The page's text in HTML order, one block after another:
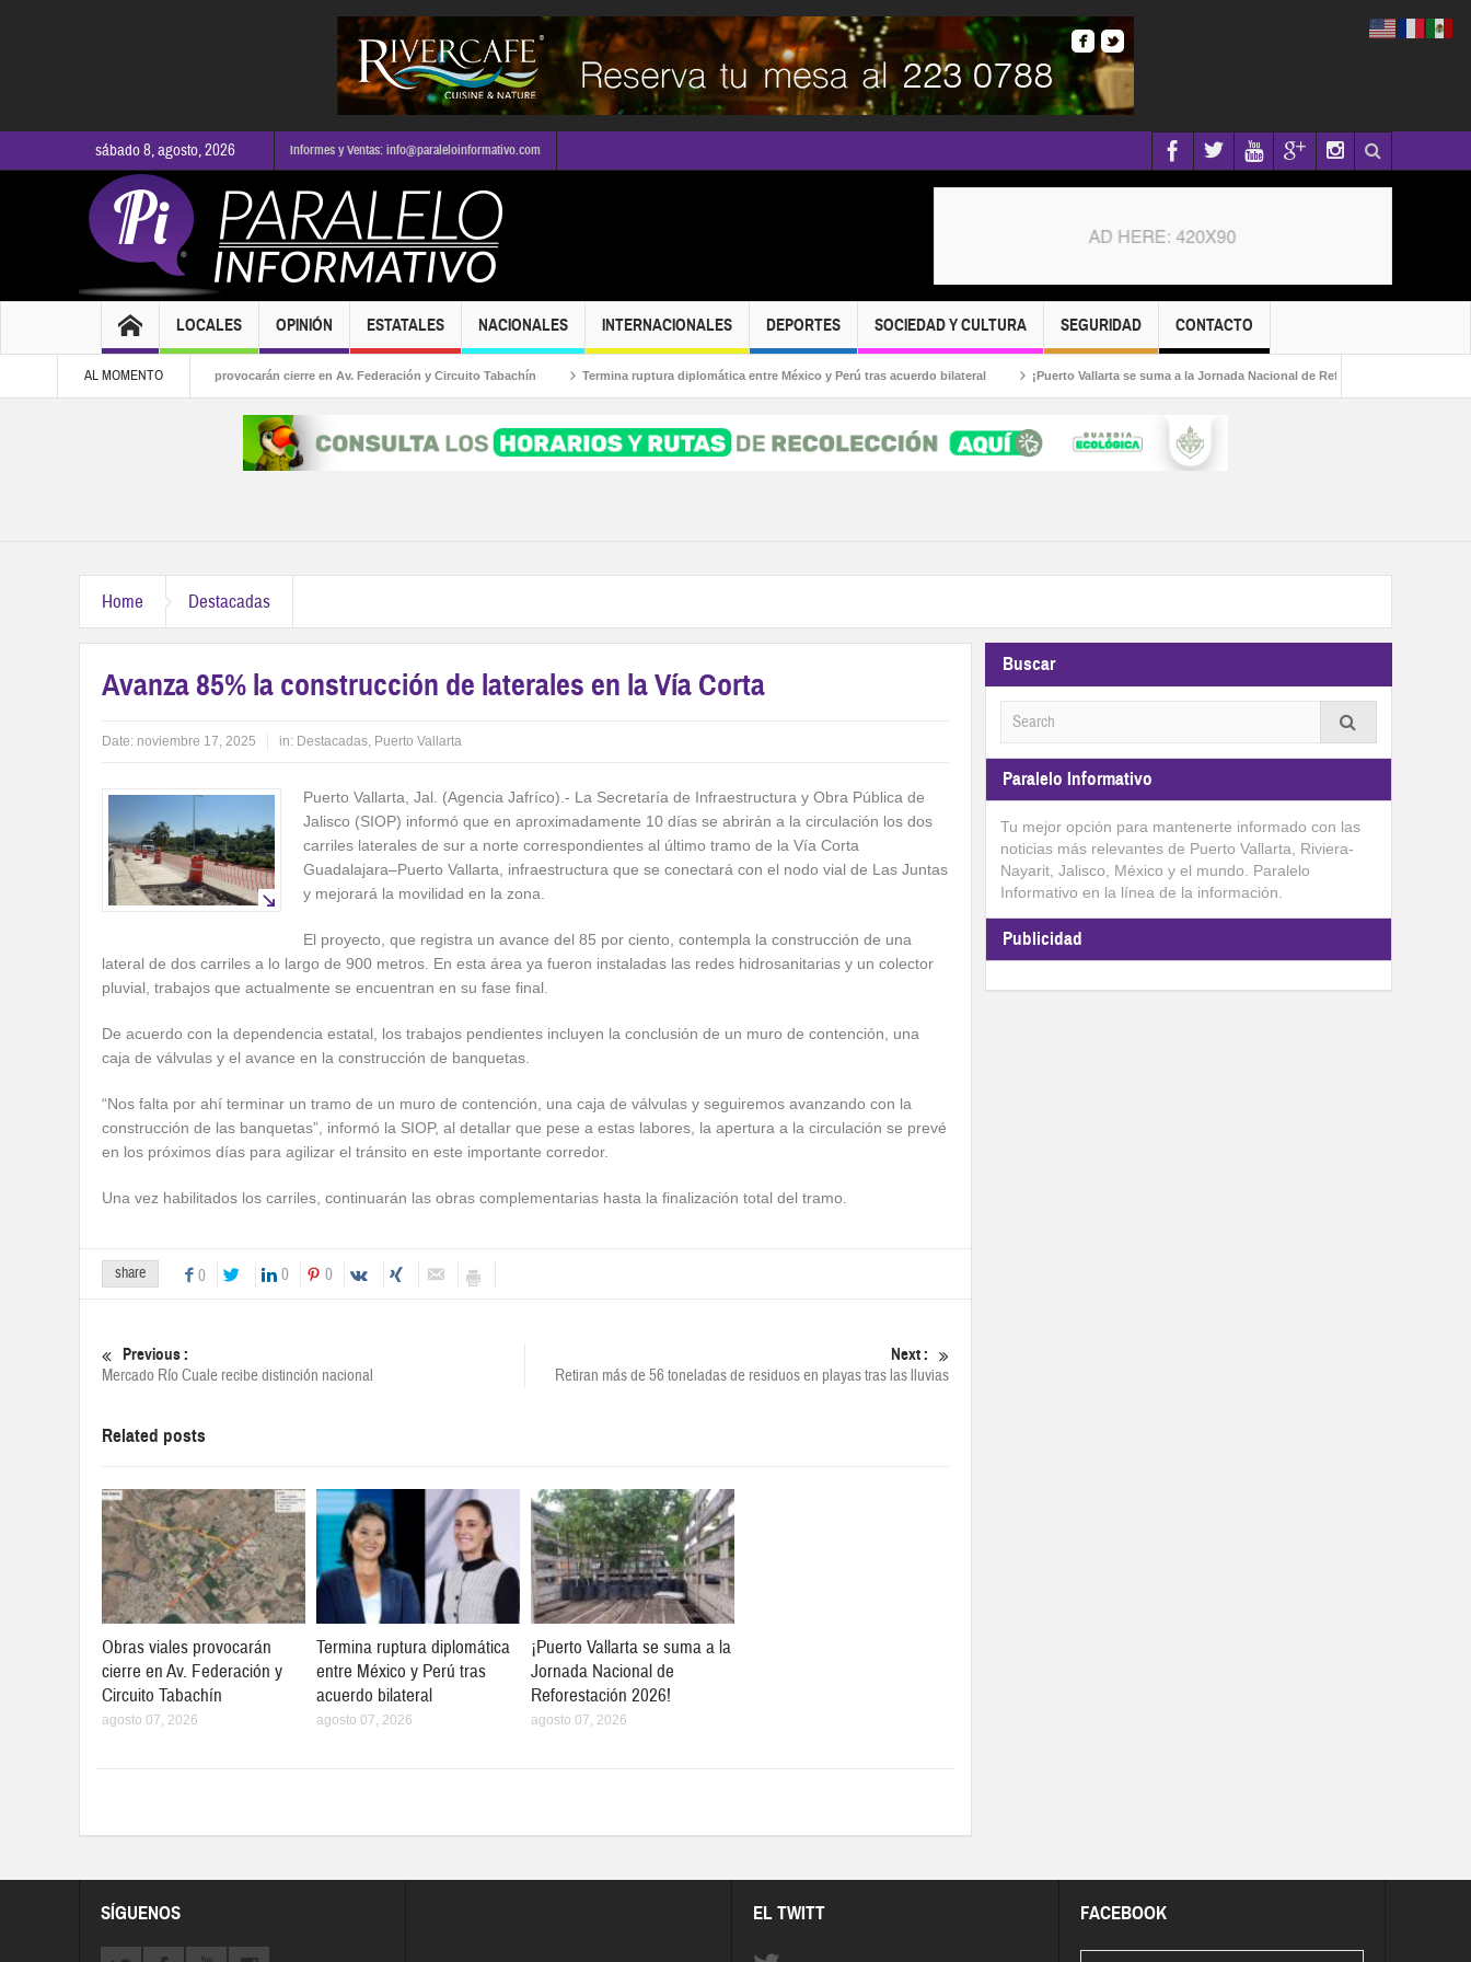
sábado 8, agosto, 2026 Informes y Ventas: info@paraleloinformativo.com
LOCALES OPINIÓN ESTATALES NACIONALES INTERNACIONALES DEPORTES SOCIEDAD Y CULTURA SEGURIDAD CONTACTO
AL MOMENTO
Obras viales provocarán cierre en Av. Federación y Circuito Tabachín Termina ruptura diplomática entre México y Perú tras acuerdo bilateral ¡Puerto Vallarta se suma a la Jornada Nacional de Reforestación 2026!
Home Destacadas
Avanza 85% la construcción de laterales en la Vía Corta
Date: noviembre 17, 2025 in: Destacadas, Puerto Vallarta
Puerto Vallarta, Jal. (Agencia Jafríco).- La Secretaría de Infraestructura y Obra Pública de
Jalisco (SIOP) informó que en aproximadamente 10 días se abrirán a la circulación los dos
carriles laterales de sur a norte correspondientes al último tramo de la Vía Corta
Guadalajara–Puerto Vallarta, infraestructura que se conectará con el nodo vial de Las Juntas
y mejorará la movilidad en la zona.
El proyecto, que registra un avance del 85 por ciento, contempla la construcción de una
lateral de dos carriles a lo largo de 900 metros. En esta área ya fueron instaladas las redes hidrosanitarias y un colector
pluvial, trabajos que actualmente se encuentran en su fase final.
De acuerdo con la dependencia estatal, los trabajos pendientes incluyen la conclusión de un muro de contención, una
caja de válvulas y el avance en la construcción de banquetas.
“Nos falta por ahí terminar un tramo de un muro de contención, una caja de válvulas y seguiremos avanzando con la
construcción de las banquetas”, informó la SIOP, al detallar que pese a estas labores, la apertura a la circulación se prevé
en los próximos días para agilizar el tránsito en este importante corredor.
Una vez habilitados los carriles, continuarán las obras complementarias hasta la finalización total del tramo.
share 0 0 0
Previous :
Mercado Río Cuale recibe distinción nacional
Next :
Retiran más de 56 toneladas de residuos en playas tras las lluvias
Related posts
Obras viales provocarán
cierre en Av. Federación y
Circuito Tabachín
agosto 07, 2026
Termina ruptura diplomática
entre México y Perú tras
acuerdo bilateral
agosto 07, 2026
¡Puerto Vallarta se suma a la
Jornada Nacional de
Reforestación 2026!
agosto 07, 2026
Buscar
Paralelo Informativo
Tu mejor opción para mantenerte informado con las
noticias más relevantes de Puerto Vallarta, Riviera-
Nayarit, Jalisco, México y el mundo. Paralelo
Informativo en la línea de la información.
Publicidad
SÍGUENOS EL TWITT FACEBOOK